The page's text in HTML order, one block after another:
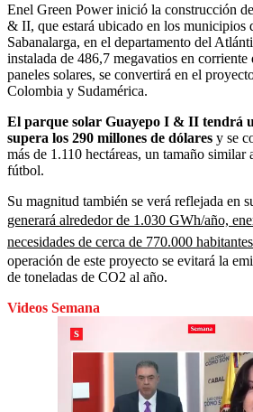
Enel Green Power inició la construcción
& II, que estará ubicado en los municipios
Sabanalarga, en el departamento del
instalada de 486,7 megavatios en
paneles solares, se convertirá en el
Colombia y Sudamérica.
El parque solar Guayepo I & II tendrá
supera los 290 millones de dólares y se
más de 1.110 hectáreas, un tamaño similar
fútbol.
Su magnitud también se verá reflejada en
generará alrededor de 1.030 GWh/año,
necesidades de cerca de 770.000 habitantes
operación de este proyecto se evitará la
de toneladas de CO2 al año.
Videos Semana